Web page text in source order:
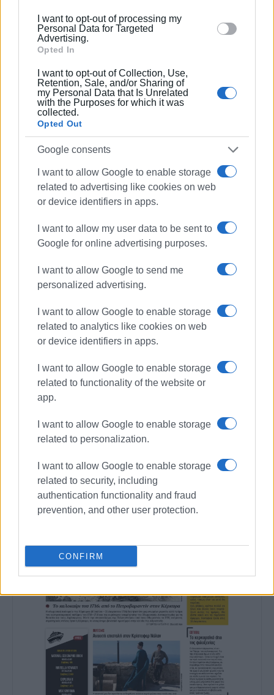
section.
I want to opt-out of processing my
Personal Data for Targeted
Advertising.
Opted In
I want to opt-out of Collection, Use,
Retention, Sale, and/or Sharing of
my Personal Data that Is Unrelated
with the Purposes for which it was
collected.
Opted Out
Google consents
I want to allow Google to enable storage
related to advertising like cookies on web
or device identifiers in apps.
I want to allow my user data to be sent to
Google for online advertising purposes.
I want to allow Google to send me
personalized advertising.
I want to allow Google to enable storage
related to analytics like cookies on web
or device identifiers in apps.
I want to allow Google to enable storage
related to functionality of the website or
app.
I want to allow Google to enable storage
related to personalization.
I want to allow Google to enable storage
related to security, including
authentication functionality and fraud
prevention, and other user protection.
CONFIRM
Οι κρίσεις θα συνεχιστούν με την κρίση των Πυράρχων
του Πυροσβεστικού Σώματος.
ΦΩΤΟ ΑΡΧΕΙΟΥ
Εμφανίσεις: 101
ΒΑΣΙΛΗΣ ΠΑΝΤΑΖΟΠΟΥΛΟΣ
Ο Βασίλης Πανταζόπουλος είναι απόφοιτος του
τμήματος Μεσογειακών Σπουδών του
στις Διεθνείς Σχέσεις. Επιπλέον, είναι κάτοχος
Μεταπτυχιακού Τίτλου από το Πανεπιστήμιο του